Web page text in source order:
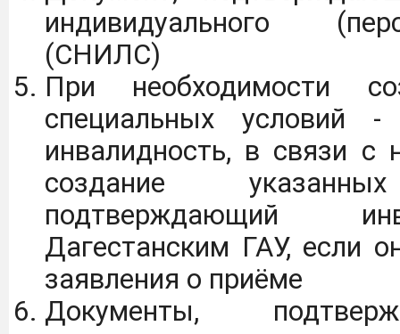
индивидуального
(СНИЛС)
При необходимости
специальных условий
инвалидность, в связи с
создание
подтверждающий
Дагестанским ГАУ, если
заявления о приёме
Документы,